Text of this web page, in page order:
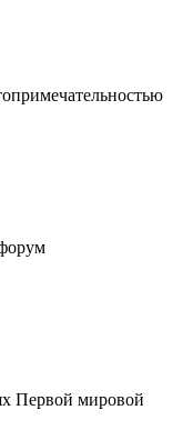
Первой мировой